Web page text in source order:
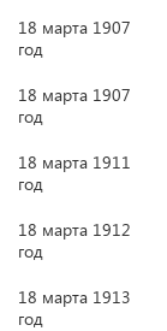
18 марта 1907
год
18 марта 1907
год
18 марта 1911
год
18 марта 1912
год
18 марта 1913
год